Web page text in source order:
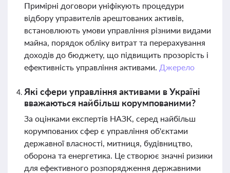
Примірні договори уніфікують процедури
відбору управителів арештованих активів,
встановлюють умови управління різними видами
майна, порядок обліку витрат та перерахування
доходів до бюджету, що підвищить прозорість і
ефективність управління активами. Джерело
Які сфери управління активами в Україні
вважаються найбільш корумпованими?
За оцінками експертів НАЗК, серед найбільш
корумпованих сфер є управління об'єктами
державної власності, митниця, будівництво,
оборона та енергетика. Це створює значні ризики
для ефективного розпорядження державними